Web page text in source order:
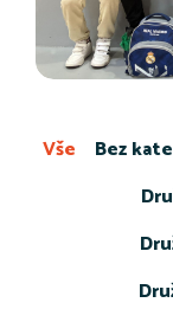
Bez
Vše